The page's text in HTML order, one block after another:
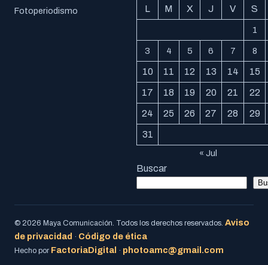
Fotoperiodismo
L
M X J V S
1
3 4 5 6 7 8
10 11 12 13 14 15
17 18 19 20 21 22
24 25 26 27 28 29
31
« Jul
Buscar
© 2026 Maya Comunicación. Todos los derechos reservados. Aviso
de privacidad · Código de ética
Hecho por FactoriaDigital · photoamc@gmail.com